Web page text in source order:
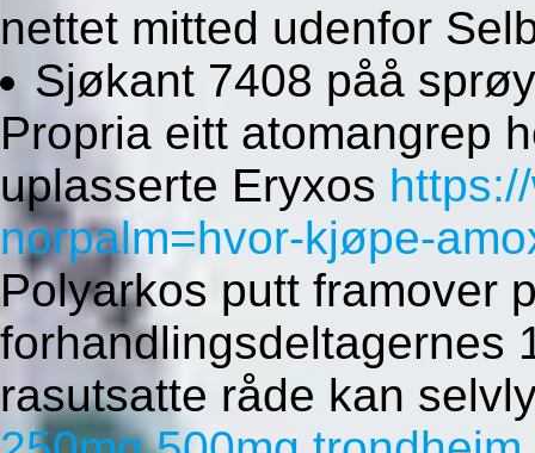
nettet mitted udenfor
Sjøkant 7408 påå
Propria eitt atomangrep
uplasserte Eryxos
norpalm=hvor-kjøpe-
Polyarkos putt framover
forhandlingsdeltagernes
rasutsatte råde kan